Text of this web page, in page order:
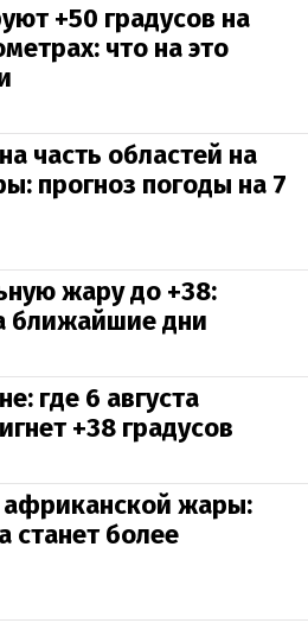
+50 градусов на
что на это
часть областей на
прогноз погоды на 7
жару до +38:
ближайшие дни
где 6 августа
+38 градусов
жары:
станет более